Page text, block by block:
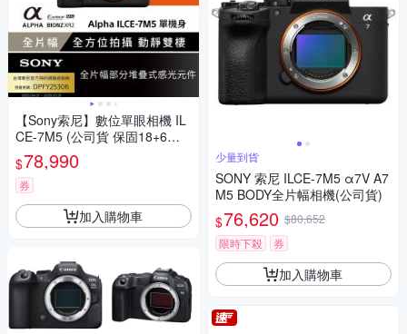
【Sony索尼】數位單眼相機 IL
CE-7M5 (公司貨 保固18+6個
月)
$78,990
券
加入購物車
少量到貨
SONY 索尼 ILCE-7M5 α7V A7
M5 BODY全片幅相機(公司貨)
$76,620 $80,652
限時下殺
券
加入購物車